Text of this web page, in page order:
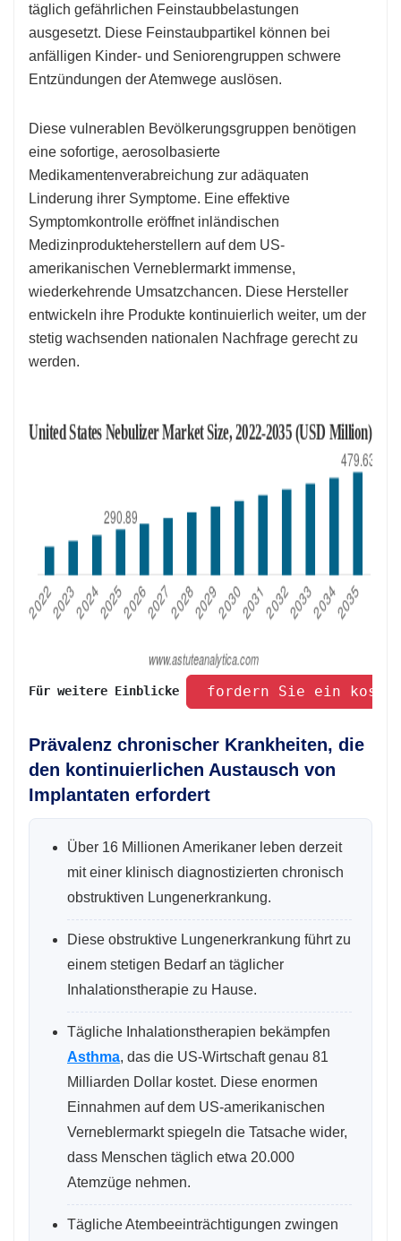
täglich gefährlichen Feinstaubbelastungen
ausgesetzt. Diese Feinstaubpartikel können bei
anfälligen Kinder- und Seniorengruppen schwere
Entzündungen der Atemwege auslösen.
Diese vulnerablen Bevölkerungsgruppen benötigen
eine sofortige, aerosolbasierte
Medikamentenverabreichung zur adäquaten
Linderung ihrer Symptome. Eine effektive
Symptomkontrolle eröffnet inländischen
Medizinprodukteherstellern auf dem US-
amerikanischen Verneblermarkt immense,
wiederkehrende Umsatzchancen. Diese Hersteller
entwickeln ihre Produkte kontinuierlich weiter, um der
stetig wachsenden nationalen Nachfrage gerecht zu
werden.
Für weitere Einblicke fordern Sie ein
Prävalenz chronischer Krankheiten, die
den kontinuierlichen Austausch von
Implantaten erfordert
Über 16 Millionen Amerikaner leben derzeit
mit einer klinisch diagnostizierten chronisch
obstruktiven Lungenerkrankung.
Diese obstruktive Lungenerkrankung führt zu
einem stetigen Bedarf an täglicher
Inhalationstherapie zu Hause.
Tägliche Inhalationstherapien bekämpfen
Asthma, das die US-Wirtschaft genau 81
Milliarden Dollar kostet. Diese enormen
Einnahmen auf dem US-amerikanischen
Verneblermarkt spiegeln die Tatsache wider,
dass Menschen täglich etwa 20.000
Atemzüge nehmen.
Tägliche Atembeeinträchtigungen zwingen